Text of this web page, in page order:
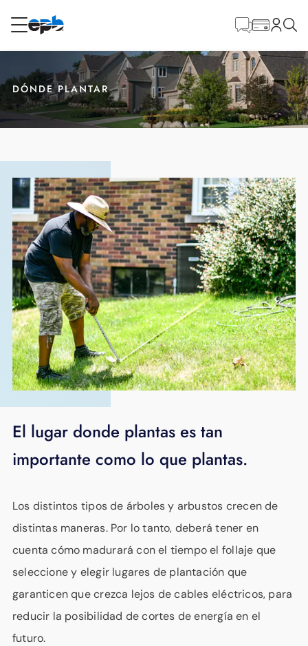
RESIDENCIALNEGOCIO
Internet
Energía
Servicios al por mayor
BLOG
APOYO
IDIOMA
principal
DÓNDE PLANTAR
El lugar donde plantas es tan
importante como lo que plantas.
Los distintos tipos de árboles y arbustos crecen de
distintas maneras. Por lo tanto, deberá tener en
cuenta cómo madurará con el tiempo el follaje que
seleccione y elegir lugares de plantación que
garanticen que crezca lejos de cables eléctricos, para
reducir la posibilidad de cortes de energía en el
futuro.